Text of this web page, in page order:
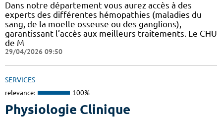
Dans notre département vous aurez accès à des
experts des différentes hémopathies (maladies du
sang, de la moelle osseuse ou des ganglions),
garantissant l’accès aux meilleurs traitements. Le CHU
de M
29/04/2026 09:50
SERVICES
relevance: 100%
Physiologie Clinique